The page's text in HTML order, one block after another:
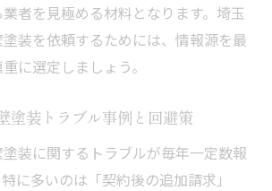
者を見極める材料となります。埼玉
装を依頼するためには、情報源を最
に選定しましょう。
塗装トラブル事例と回避策
装に関するトラブルが毎年一定数報
に多いのは「契約後の追加請求」